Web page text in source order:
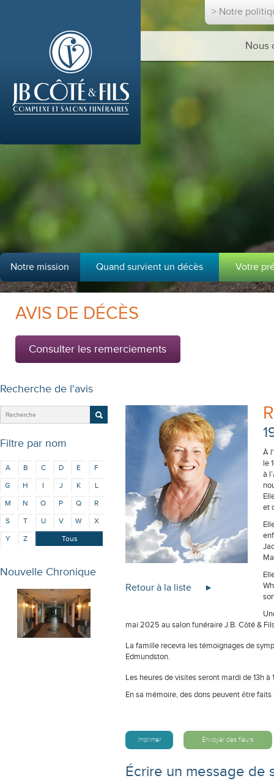
> Notre
Nous
Notre mission Quand survient un décès Votre
AVIS DE DÉCÈS
Consulter les remerciements
Recherche de l'avis
Filtre par nom
A B C D E
F
G
H I J K
L
M
N O P Q
R
S
T U V W
X
Y
Z Tous
Retour à la liste
À
le
à
et
mai 2025 au salon funéraire J.B. Côté &
La famille recevra les témoignages de
Edmundston.
Les heures de visites seront mardi de 13h à
En sa mémoire, des dons peuvent être
Imprimer Envoyer des fleurs
Écrire un message de
Nouvelle Chronique